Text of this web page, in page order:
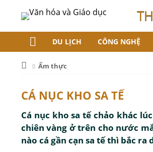
DU LỊCH CÔNG NGHỆ
Ẩm thực
CÁ NỤC KHO SA TẾ
Cá nục kho sa tế chảo khác
chiên vàng ở trên cho nước
nào cá gần cạn sa tế thì bắc